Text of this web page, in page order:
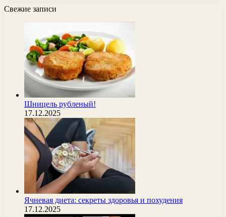
Свежие записи
Шницель рубленый!
17.12.2025
Ячневая диета: секреты здоровья и похудения
17.12.2025